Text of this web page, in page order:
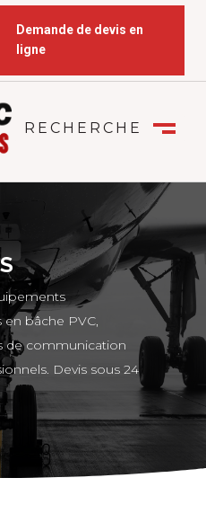
Demande de devis en
ligne
RECHERCHE
bâche PVC,
de communication
Devis sous 24